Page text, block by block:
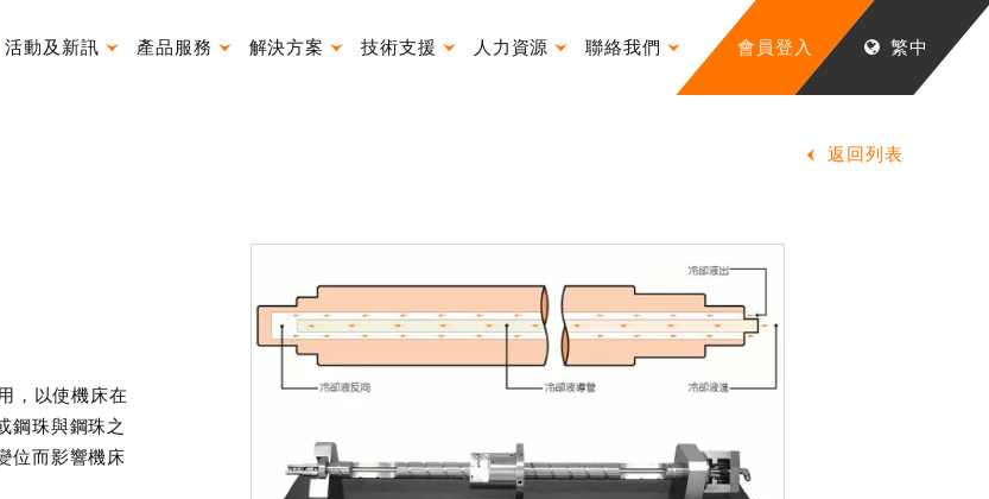
活動及新訊 產品服務 解決方案 技術支援 人力資源 聯絡我們 會員登入 繁中
返回列表
，以使機床在
鋼珠與鋼珠之
位而影響機床